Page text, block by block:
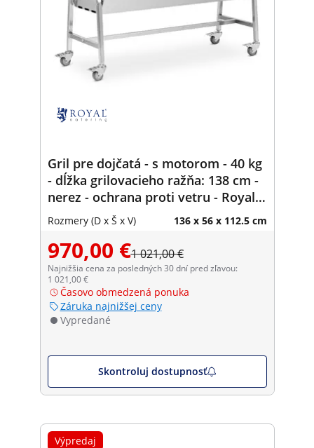
Gril pre dojčatá - s motorom - 40 kg
- dĺžka grilovacieho ražňa: 138 cm -
nerez - ochrana proti vetru - Royal
Catering
Rozmery (D x Š x V) 136 x 56 x 112.5 cm
970,00 €1 021,00 €
Najnižšia cena za posledných 30 dní pred zľavou:
1 021,00 €
Časovo obmedzená ponuka
Záruka najnižšej ceny
Vypredané
Skontroluj dostupnosť
Výpredaj